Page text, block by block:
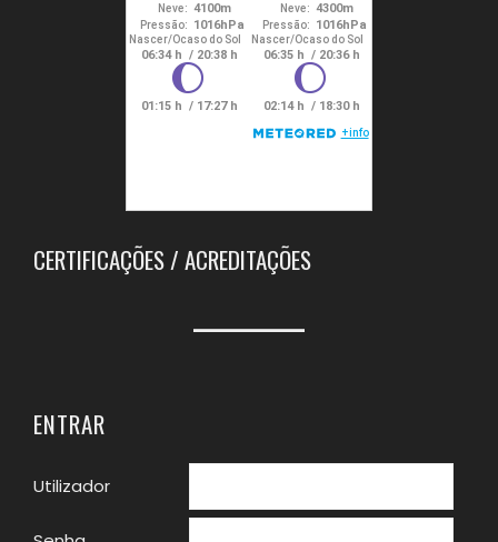
CERTIFICAÇÕES / ACREDITAÇÕES
ENTRAR
Utilizador